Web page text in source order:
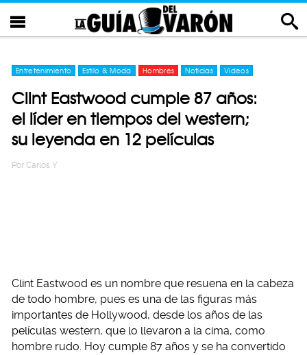
Entretenimiento Estilo & Moda Hombres Noticias Videos
Clint Eastwood cumple 87 años:
el líder en tiempos del western;
su leyenda en 12 películas
Por Carlos Y
Clint Eastwood es un nombre que resuena en la cabeza
de todo hombre, pues es una de las figuras más
importantes de Hollywood, desde los años de las
películas western, que lo llevaron a la cima, como
hombre rudo. Hoy cumple 87 años y se ha convertido